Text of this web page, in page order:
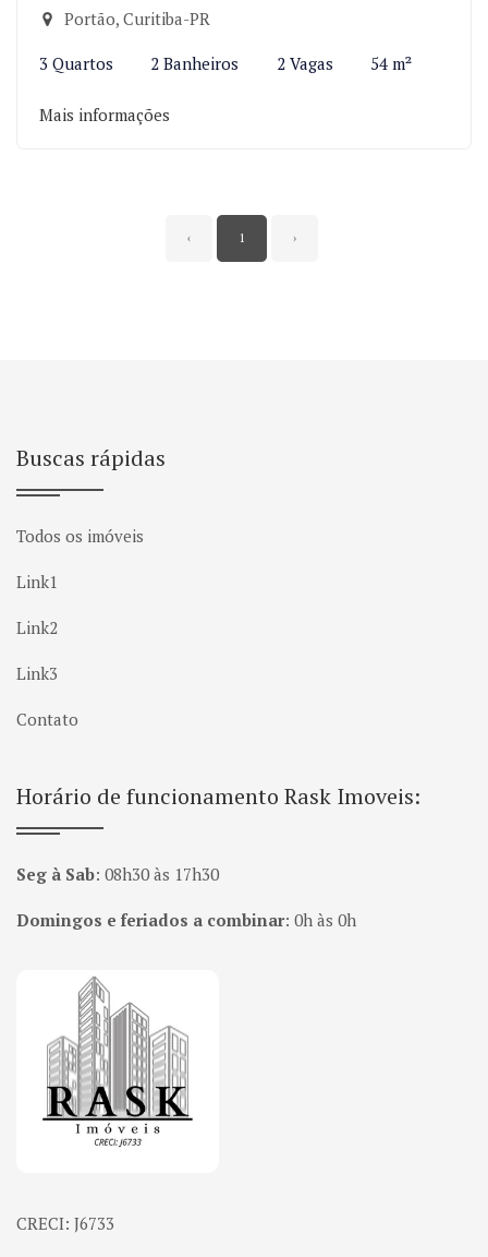
Portão, Curitiba-PR
3 Quartos 2 Banheiros 2 Vagas 54 m²
Mais informações
‹ 1 ›
Buscas rápidas
Todos os imóveis
Link1
Link2
Link3
Contato
Horário de funcionamento Rask Imoveis:
Seg à Sab: 08h30 às 17h30
Domingos e feriados a combinar: 0h às 0h
Página inicial
CRECI: J6733